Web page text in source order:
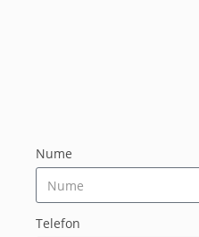
Nume
Telefon